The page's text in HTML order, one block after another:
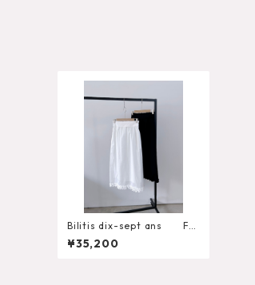
Bilitis dix-sept ans Fril
l Long Skirt
¥35,200